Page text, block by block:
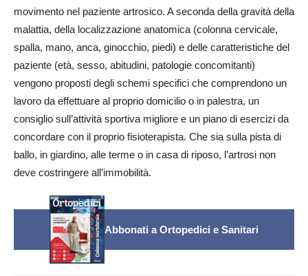
movimento nel paziente artrosico. A seconda della gravità della
malattia, della localizzazione anatomica (colonna cervicale,
spalla, mano, anca, ginocchio, piedi) e delle caratteristiche del
paziente (età, sesso, abitudini, patologie concomitanti)
vengono proposti degli schemi specifici che comprendono un
lavoro da effettuare al proprio domicilio o in palestra, un
consiglio sull’attività sportiva migliore e un piano di esercizi da
concordare con il proprio fisioterapista. Che sia sulla pista di
ballo, in giardino, alle terme o in casa di riposo, l’artrosi non
deve costringere all’immobilità.
Abbonati a Ortopedici e Sanitari